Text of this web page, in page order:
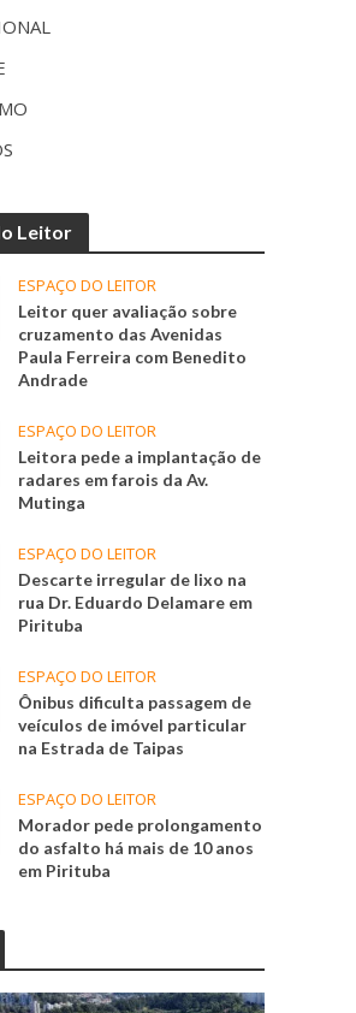
Leitor
ESPAÇO DO LEITOR
Leitor quer avaliação sobre
cruzamento das Avenidas
Paula Ferreira com Benedito
Andrade
ESPAÇO DO LEITOR
Leitora pede a implantação de
radares em farois da Av.
Mutinga
ESPAÇO DO LEITOR
Descarte irregular de lixo na
rua Dr. Eduardo Delamare em
Pirituba
ESPAÇO DO LEITOR
Ônibus dificulta passagem de
veículos de imóvel particular
na Estrada de Taipas
ESPAÇO DO LEITOR
Morador pede prolongamento
do asfalto há mais de 10 anos
em Pirituba